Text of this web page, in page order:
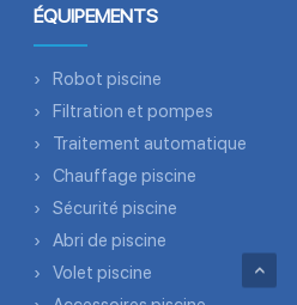
ÉQUIPEMENTS
Robot piscine
Filtration et pompes
Traitement automatique
Chauffage piscine
Sécurité piscine
Abri de piscine
Volet piscine